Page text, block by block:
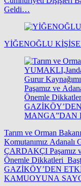
Geldi…
YİĞENOĞLU
Tarım ve Orman
Komutanımız Adanalı
ÇARDAKÇI Paşamız
Önemle Dikkatleri
GAZİKÖY’DEN
KAMUOYUNA